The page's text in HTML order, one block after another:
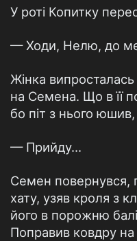
У роті Копитку
— Ходи, Нелю, до
Жінка
на Семена. Що в її
бо піт з нього юшив,
— Прийду...
Семен повернувся,
хату, узяв кроля з
його в порожню
Поправив ковдру на